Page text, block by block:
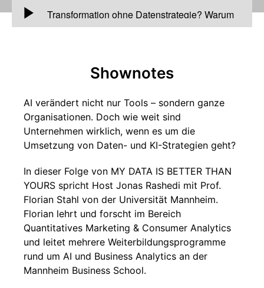
00:00
Transformation ohne Datenstrategie? Warum
viele Unternehmen beim AI-Hype stolpern, Prof.
Shownotes
AI verändert nicht nur Tools – sondern ganze
Organisationen. Doch wie weit sind
Unternehmen wirklich, wenn es um die
Umsetzung von Daten- und KI-Strategien geht?
In dieser Folge von MY DATA IS BETTER THAN
YOURS spricht Host Jonas Rashedi mit Prof.
Florian Stahl von der Universität Mannheim.
Florian lehrt und forscht im Bereich
Quantitatives Marketing & Consumer Analytics
und leitet mehrere Weiterbildungsprogramme
rund um AI und Business Analytics an der
Mannheim Business School.